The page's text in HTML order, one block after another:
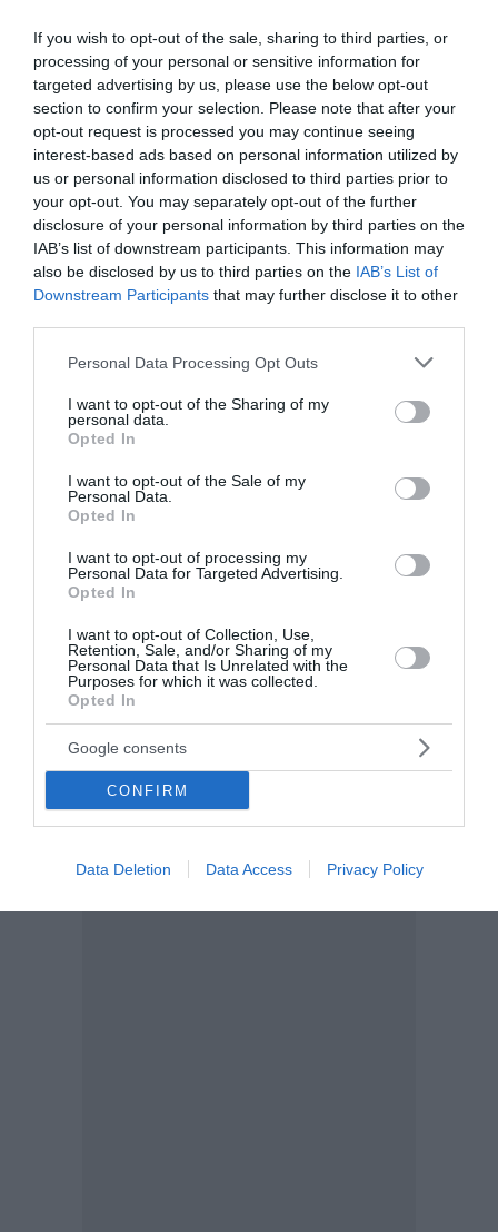
If you wish to opt-out of the sale, sharing to third parties, or
processing of your personal or sensitive information for
targeted advertising by us, please use the below opt-out
section to confirm your selection. Please note that after your
opt-out request is processed you may continue seeing
interest-based ads based on personal information utilized by
us or personal information disclosed to third parties prior to
your opt-out. You may separately opt-out of the further
disclosure of your personal information by third parties on the
IAB’s list of downstream participants. This information may
also be disclosed by us to third parties on the IAB’s List of
Downstream Participants that may further disclose it to other
Please note that this website/app uses one or more Google
not limited to your visit or usage behaviour. You may click to
grant or deny consent to Google and its third-party tags to
use your data for below specified purposes in below Google
consent section.
Personal Data Processing Opt Outs
I want to opt-out of the Sharing of my
personal data.
Opted In
I want to opt-out of the Sale of my
Personal Data.
Opted In
I want to opt-out of processing my
Personal Data for Targeted Advertising.
Opted In
I want to opt-out of Collection, Use,
Retention, Sale, and/or Sharing of my
Personal Data that Is Unrelated with the
Purposes for which it was collected.
Opted In
Google consents
CONFIRM
Data Deletion Data Access Privacy Policy
15:30 | 05 Αυγούστου 2026 Οικονομία
Πόθεν Έσχες 2026: Άνοιξε η
πλατφόρμα για τις δηλώσεις - Η
προθεσμία και η διαδικασία
Σήμερα, Δευτέρα 3 Αυγούστου, «άνοιξε» η
ηλεκτρονική πλατφόρμα για τις δηλώσεις Πόθεν
τις 24 Οκτωβρίου για να οριστικοποιήσουν τη
Δήλωση Περιουσιακής Κατάστασης. ...
12:35 | 03 Αυγούστου 2026